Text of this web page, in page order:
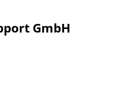
GmbH